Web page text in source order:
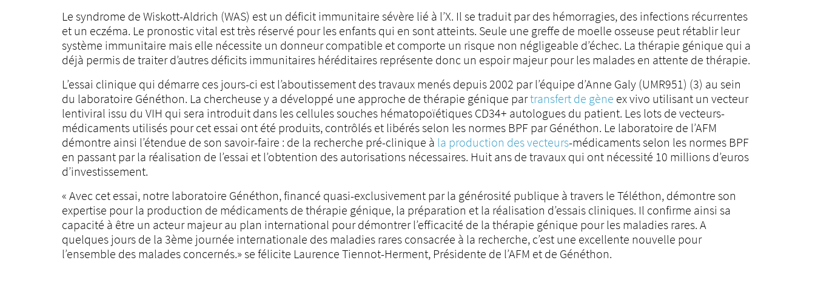
Le syndrome de Wiskott-Aldrich (WAS) est un déficit immunitaire sévère lié à l’X. Il se traduit par des hémorragies, des infections récurrentes
et un eczéma. Le pronostic vital est très réservé pour les enfants qui en sont atteints. Seule une greffe de moelle osseuse peut rétablir leur
système immunitaire mais elle nécessite un donneur compatible et comporte un risque non négligeable d’échec. La thérapie génique qui a
déjà permis de traiter d’autres déficits immunitaires héréditaires représente donc un espoir majeur pour les malades en attente de thérapie.
L’essai clinique qui démarre ces jours-ci est l’aboutissement des travaux menés depuis 2002 par l’équipe d’Anne Galy (UMR951) (3) au sein
du laboratoire Généthon. La chercheuse y a développé une approche de thérapie génique partransfert de gène ex vivo utilisant un vecteur
lentiviral issu du VIH qui sera introduit dans les cellules souches hématopoïétiques CD34+ autologues du patient. Les lots de vecteurs-
médicaments utilisés pour cet essai ont été produits, contrôlés et libérés selon les normes BPF par Généthon. Le laboratoire de l’AFM
démontre ainsi l’étendue de son savoir-faire : de la recherche pré-clinique à la production des vecteurs-médicaments selon les normes BPF
en passant par la réalisation de l’essai et l’obtention des autorisations nécessaires. Huit ans de travaux qui ont nécessité 10 millions d’euros
d’investissement.
« Avec cet essai, notre laboratoire Généthon, financé quasi-exclusivement par la générosité publique à travers le Téléthon, démontre son
expertise pour la production de médicaments de thérapie génique, la préparation et la réalisation d’essais cliniques. Il confirme ainsi sa
capacité à être un acteur majeur au plan international pour démontrer l’efficacité de la thérapie génique pour les maladies rares. A
quelques jours de la 3ème journée internationale des maladies rares consacrée à la recherche, c’est une excellente nouvelle pour
l’ensemble des malades concernés.» se félicite Laurence Tiennot-Herment, Présidente de l’AFM et de Généthon.